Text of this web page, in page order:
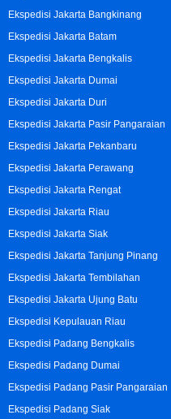
Ekspedisi Jakarta Bangkinang
Ekspedisi Jakarta Batam
Ekspedisi Jakarta Bengkalis
Ekspedisi Jakarta Dumai
Ekspedisi Jakarta Duri
Ekspedisi Jakarta Pasir Pangaraian
Ekspedisi Jakarta Pekanbaru
Ekspedisi Jakarta Perawang
Ekspedisi Jakarta Rengat
Ekspedisi Jakarta Riau
Ekspedisi Jakarta Siak
Ekspedisi Jakarta Tanjung Pinang
Ekspedisi Jakarta Tembilahan
Ekspedisi Jakarta Ujung Batu
Ekspedisi Kepulauan Riau
Ekspedisi Padang Bengkalis
Ekspedisi Padang Dumai
Ekspedisi Padang Pasir Pangaraian
Ekspedisi Padang Siak